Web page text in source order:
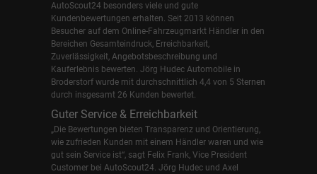
AutoScout24 besonders viele und gute
Kundenbewertungen erhalten. Seit 2013 können
Besucher auf dem Online-Fahrzeugmarkt Händler in den
Bereichen Gesamteindruck, Erreichbarkeit,
Zuverlässigkeit, Angebotsbeschreibung und
Kauferlebnis bewerten. Jörg Hudec Automobile in
Broderstorf wurde mit durchschnittlich 4,4 von 5 Sternen
durch insgesamt 26 Kunden bewertet.
Guter Service & Erreichbarkeit
„Die Bewertungen bieten Transparenz und Orientierung,
wie zufrieden Kunden mit einem Händler waren und wie
gut sein Service ist“, sagt Felix Frank, Vice President
Customer bei AutoScout24. Jörg Hudec und Axel